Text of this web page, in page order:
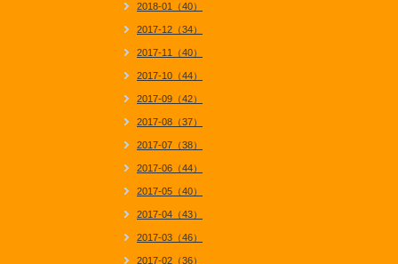
2018-01（40）
2017-12（34）
2017-11（40）
2017-10（44）
2017-09（42）
2017-08（37）
2017-07（38）
2017-06（44）
2017-05（40）
2017-04（43）
2017-03（46）
2017-02（36）